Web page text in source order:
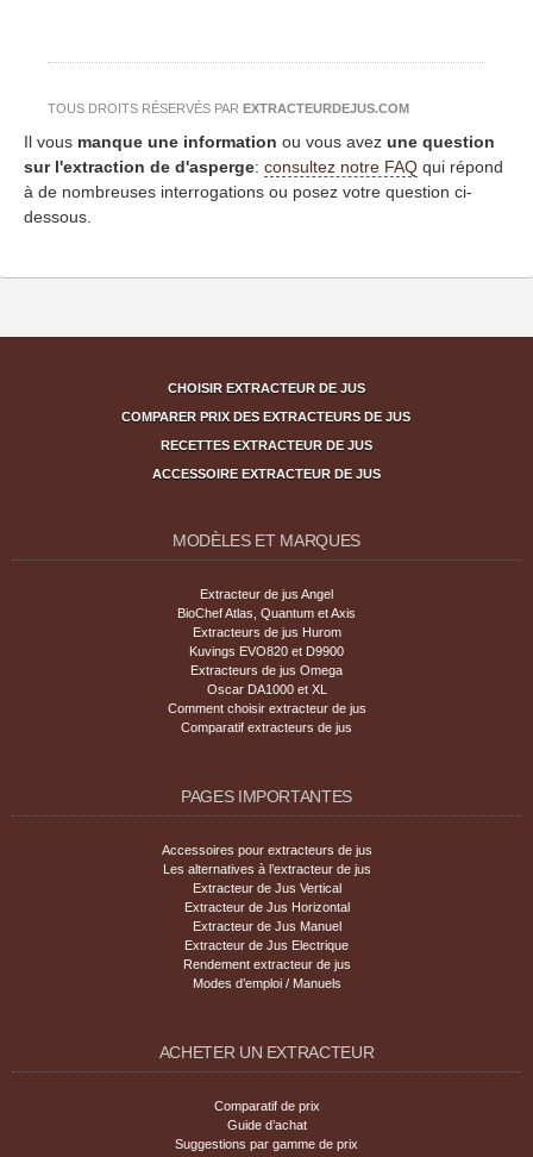
TOUS DROITS RÉSERVÉS PAR EXTRACTEURDEJUS.COM
Il vous manque une information ou vous avez une question
sur l'extraction de d'asperge: consultez notre FAQ qui répond
à de nombreuses interrogations ou posez votre question ci-
dessous.
CHOISIR EXTRACTEUR DE JUS
COMPARER PRIX DES EXTRACTEURS DE JUS
RECETTES EXTRACTEUR DE JUS
ACCESSOIRE EXTRACTEUR DE JUS
MODÈLES ET MARQUES
Extracteur de jus Angel
BioChef Atlas, Quantum et Axis
Extracteurs de jus Hurom
Kuvings EVO820 et D9900
Extracteurs de jus Omega
Oscar DA1000 et XL
Comment choisir extracteur de jus
Comparatif extracteurs de jus
PAGES IMPORTANTES
Accessoires pour extracteurs de jus
Les alternatives à l’extracteur de jus
Extracteur de Jus Vertical
Extracteur de Jus Horizontal
Extracteur de Jus Manuel
Extracteur de Jus Electrique
Rendement extracteur de jus
Modes d’emploi / Manuels
ACHETER UN EXTRACTEUR
Comparatif de prix
Guide d’achat
Suggestions par gamme de prix